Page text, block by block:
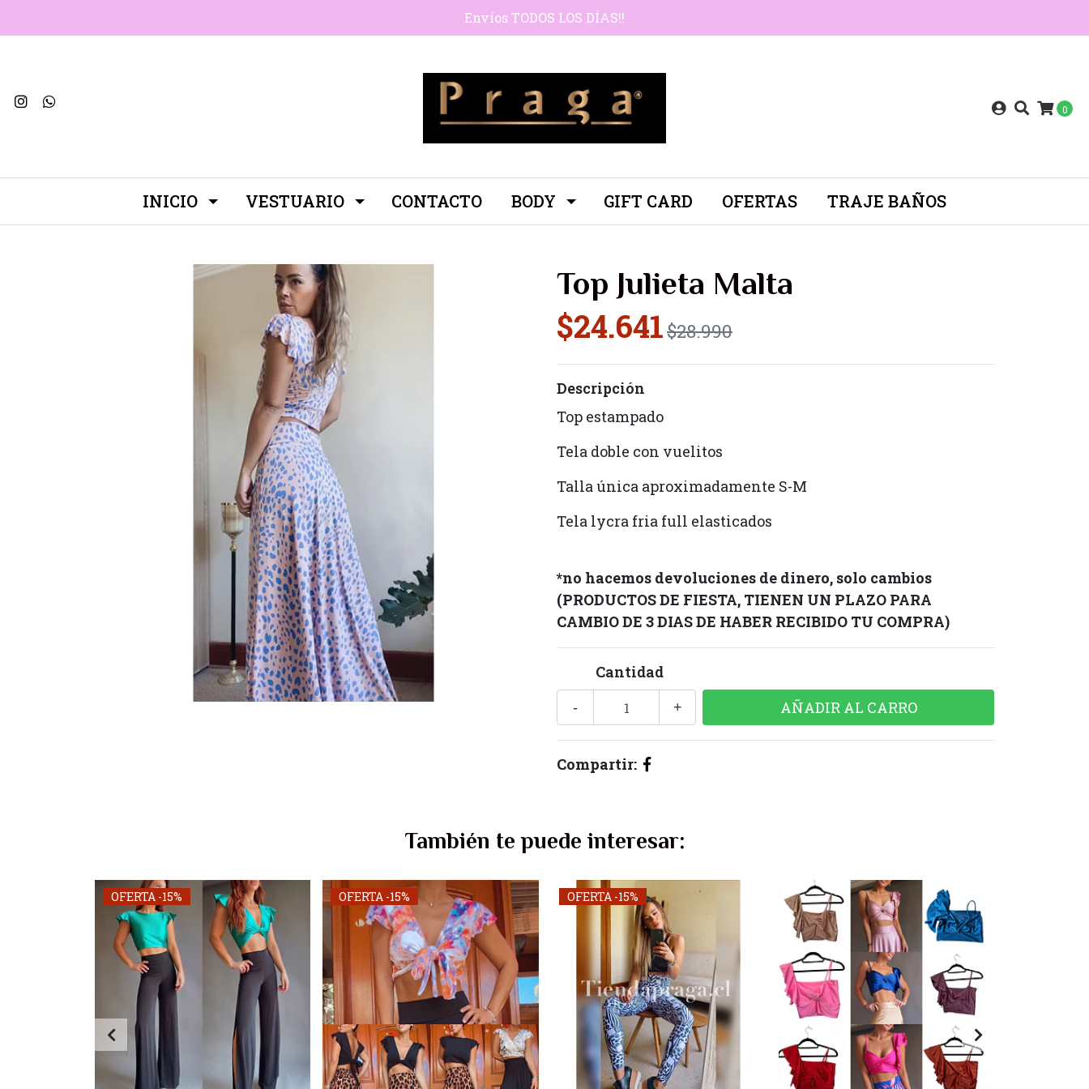
Envíos TODOS LOS DÍAS!!
0
INICIO VESTUARIO CONTACTO BODY GIFT CARD OFERTAS TRAJE BAÑOS
Top Julieta Malta
$24.641$28.990
Descripción
Top estampado
Tela doble con vuelitos
Talla única aproximadamente S-M
Tela lycra fria full elasticados
*no hacemos devoluciones de dinero, solo cambios
(PRODUCTOS DE FIESTA, TIENEN UN PLAZO PARA
CAMBIO DE 3 DIAS DE HABER RECIBIDO TU COMPRA)
Cantidad
+
-
Compartir:
También te puede interesar:
OFERTA -15% OFERTA -15% OFERTA -15%